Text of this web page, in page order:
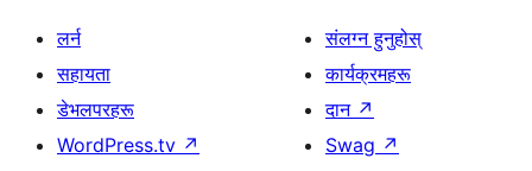
लर्न
सहायता
डेभलपरहरू
WordPress.tv ↗
संलग्न हुनुहोस्
कार्यक्रमहरू
दान ↗
Swag ↗